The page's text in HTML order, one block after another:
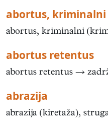
abortus, kriminalni
abortus, kriminalni
abortus retentus
abortus retentus →
abrazija
abrazija (kiretaža),